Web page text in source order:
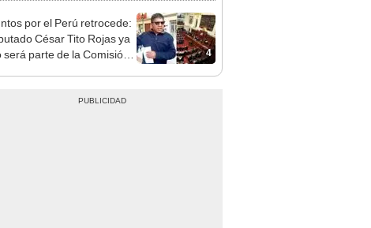
4
por el Perú retrocede:
César Tito Rojas ya
será parte de la Comisión